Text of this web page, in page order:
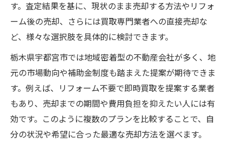
す。査定結果を基に、現状のまま売却する方法やリフォ
ーム後の売却、さらには買取専門業者への直接売却な
ど、様々な選択肢を具体的に検討できます。
栃木県宇都宮市では地域密着型の不動産会社が多く、地
元の市場動向や補助金制度も踏まえた提案が期待できま
す。例えば、リフォーム不要で即時買取を提案する業者
もあり、売却までの期間や費用負担を抑えたい人には有
効です。このように複数のプランを比較することで、自
分の状況や希望に合った最適な売却方法を選べます。